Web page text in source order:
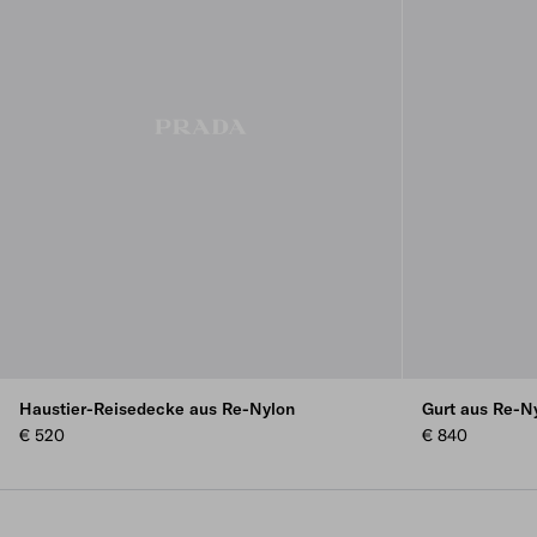
Haustier-Reisedecke aus Re-Nylon
€ 520
Gurt aus Re-
€ 840